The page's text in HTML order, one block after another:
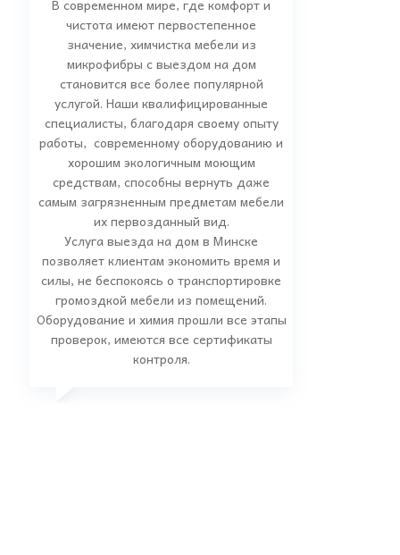
В современном мире, где комфорт и
чистота имеют первостепенное
значение, химчистка мебели из
микрофибры с выездом на дом
становится все более популярной
услугой. Наши квалифицированные
специалисты, благодаря своему опыту
работы, современному оборудованию и
хорошим экологичным моющим
средствам, способны вернуть даже
самым загрязненным предметам мебели
их первозданный вид.
Услуга выезда на дом в Минске
позволяет клиентам экономить время и
силы, не беспокоясь о транспортировке
громоздкой мебели из помещений.
Оборудование и химия прошли все этапы
проверок, имеются все сертификаты
контроля.